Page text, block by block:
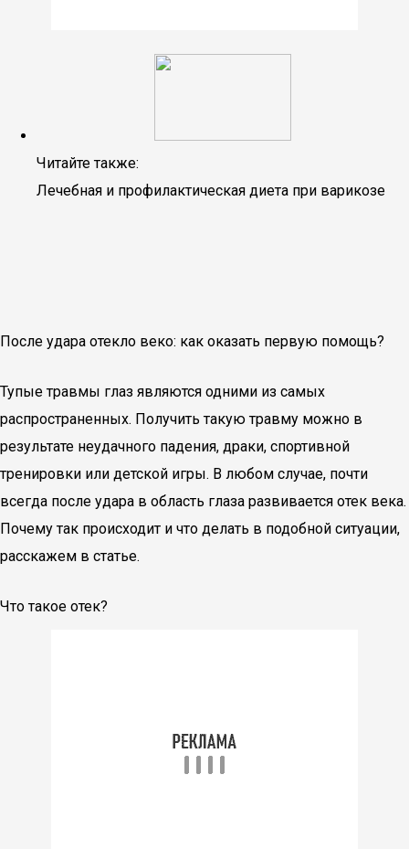
Читайте также:
Лечебная и профилактическая диета при варикозе
После удара отекло веко: как оказать первую помощь?
Тупые травмы глаз являются одними из самых
распространенных. Получить такую травму можно в
результате неудачного падения, драки, спортивной
тренировки или детской игры. В любом случае, почти
всегда после удара в область глаза развивается отек века.
Почему так происходит и что делать в подобной ситуации,
расскажем в статье.
Что такое отек?